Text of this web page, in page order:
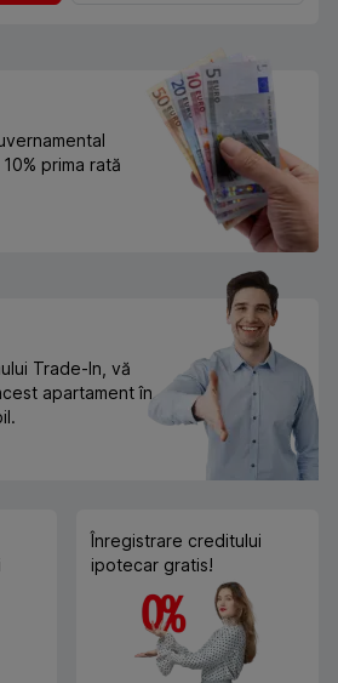
prima rată
Trade-In, vă
apartament în
Înregistrare creditului
ipotecar gratis!